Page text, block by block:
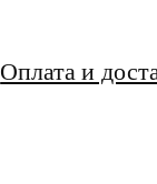
Оплата и